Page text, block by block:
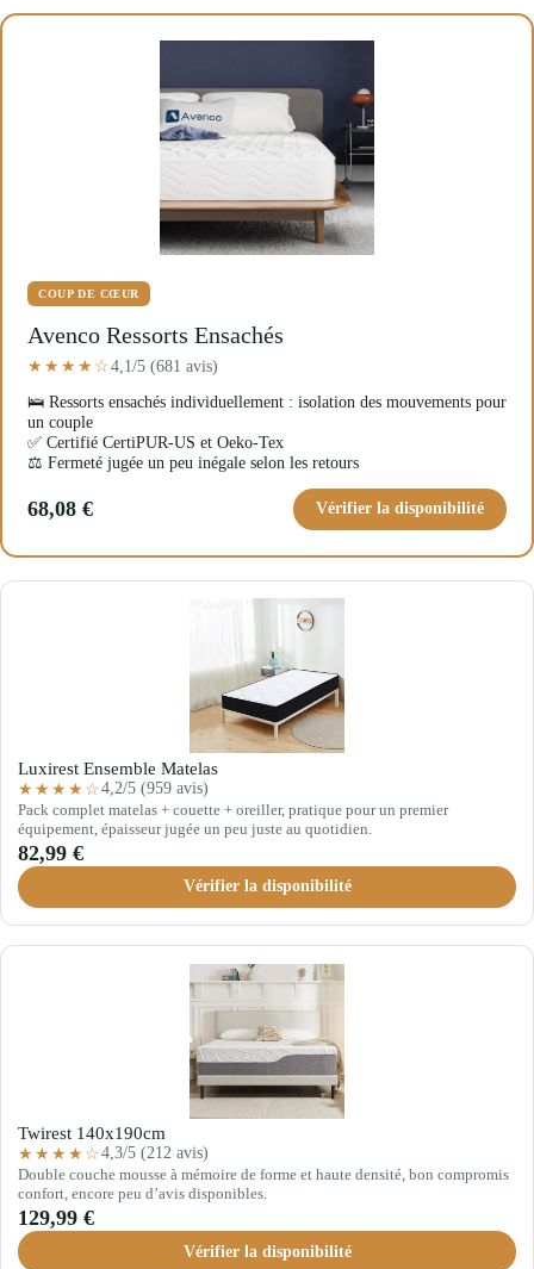
COUP DE CŒUR
Avenco Ressorts Ensachés
★★★★☆ 4,1/5 (681 avis)
🛌 Ressorts ensachés individuellement : isolation des mouvements pour
un couple
✅ Certifié CertiPUR-US et Oeko-Tex
⚖️ Fermeté jugée un peu inégale selon les retours
68,08 € Vérifier la disponibilité
Luxirest Ensemble Matelas
★★★★☆4,2/5 (959 avis)
Pack complet matelas + couette + oreiller, pratique pour un premier
équipement, épaisseur jugée un peu juste au quotidien.
82,99 €
Vérifier la disponibilité
Twirest 140x190cm
★★★★☆4,3/5 (212 avis)
Double couche mousse à mémoire de forme et haute densité, bon compromis
confort, encore peu d’avis disponibles.
129,99 €
Vérifier la disponibilité